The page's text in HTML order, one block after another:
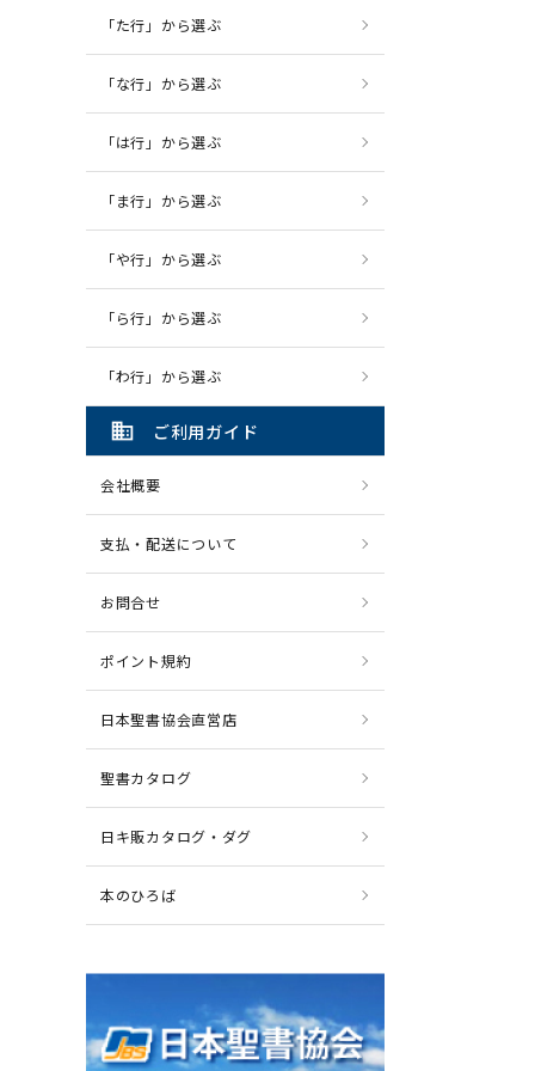
「た行」から選ぶ
「な行」から選ぶ
「は行」から選ぶ
「ま行」から選ぶ
「や行」から選ぶ
「ら行」から選ぶ
「わ行」から選ぶ
domain ご利用ガイド
会社概要
支払・配送について
お問合せ
ポイント規約
日本聖書協会直営店
聖書カタログ
日キ販カタログ・ダグ
本のひろば